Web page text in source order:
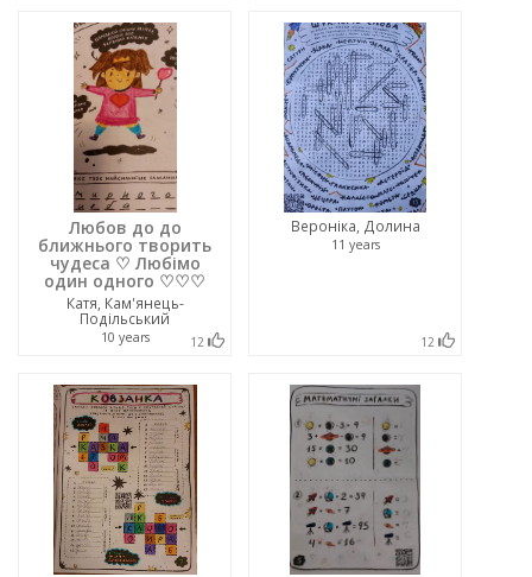
Любов до до
ближнього творить
чудеса ♡ Любімо
один одного ♡♡♡
Катя, Кам'янець-
Подільський
10 years 12
Вероніка, Долина
11 years
12